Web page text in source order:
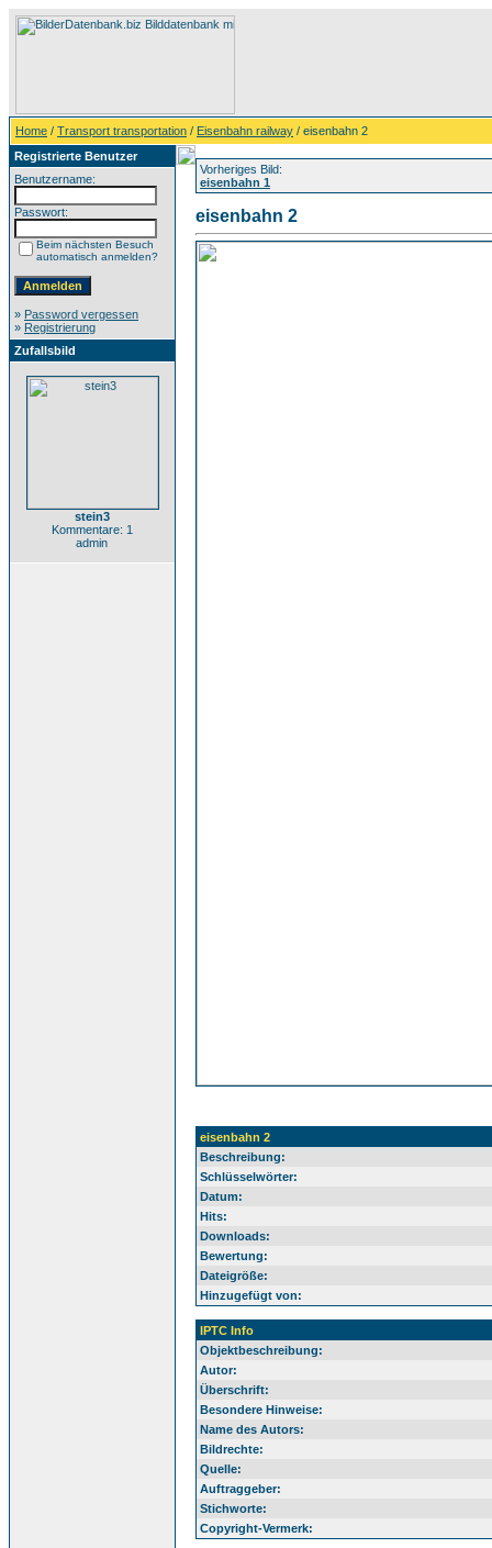
Home / Transport transportation / Eisenbahn railway / eisenbahn 2
Registrierte Benutzer
Benutzername:
Passwort:
Beim nächsten Besuch
automatisch anmelden?
» Password vergessen
» Registrierung
Zufallsbild
stein3
Kommentare: 1
admin
Vorheriges Bild:
eisenbahn 1
eisenbahn 2
eisenbahn 2
Beschreibung:
Schlüsselwörter:
Datum:
Hits:
Downloads:
Bewertung:
Dateigröße:
Hinzugefügt von:
IPTC Info
Objektbeschreibung:
Autor:
Überschrift:
Besondere Hinweise:
Name des Autors:
Bildrechte:
Quelle:
Auftraggeber:
Stichworte:
Copyright-Vermerk: